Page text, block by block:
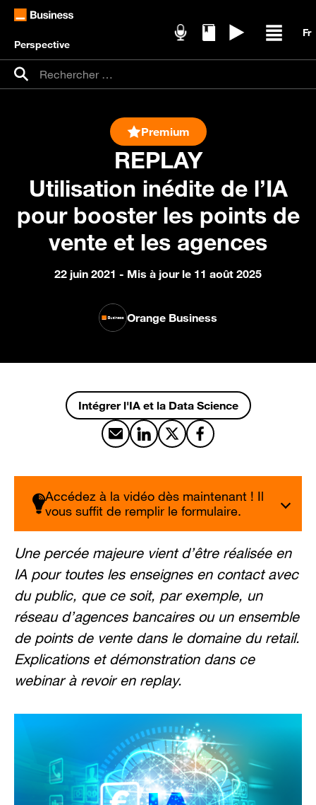
Perspective
Recherche pour :
Rechercher
REPLAY
Premium
Utilisation inédite de l’IA
pour booster les points de
vente et les agences
22 juin 2021 - Mis à jour le 11 août 2025
Orange Business
Intégrer l'IA et la Data Science
Partager par email
Partager sur LinkedIn
Partager sur X
Partager sur Facebook
Accédez à la vidéo dès maintenant ! Il
vous suffit de remplir le formulaire.
Une percée majeure vient d’être réalisée en
IA pour toutes les enseignes en contact avec
du public, que ce soit, par exemple, un
réseau d’agences bancaires ou un ensemble
de points de vente dans le domaine du retail.
Explications et démonstration dans ce
webinar à revoir en replay.